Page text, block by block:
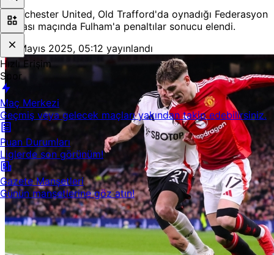
Hızlı Erişim
Spor
Maç Merkezi
Geçmiş veya gelecek maçları yakından takip edebilirsiniz.
Puan Durumları
Liglerde son görünüm!
Gazete Manşetleri
Günün manşetlerine göz atın!
Manchester United, Old Trafford'da oynadığı Federasyon
Kupası maçında Fulham'a penaltılar sonucu elendi.
19 Mayıs 2025, 05:12 yayınlandı